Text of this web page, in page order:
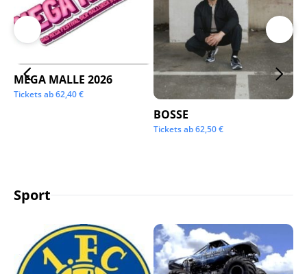
MEGA MALLE 2026
Tickets ab62,40€
BOSSE
Tickets ab62,50€
Sport